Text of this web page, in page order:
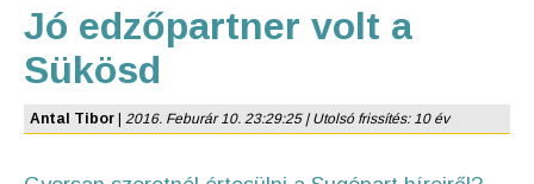
Jó edzőpartner volt a
Sükösd
Antal Tibor 2016. Feburár 10. 23:29:25 | Utolsó frissítés: 10 év